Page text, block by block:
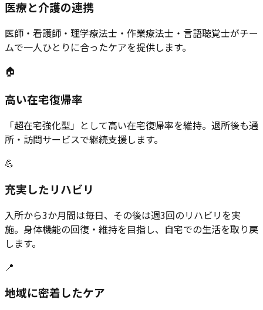
医療と介護の連携
医師・看護師・理学療法士・作業療法士・言語聴覚士がチー
ムで一人ひとりに合ったケアを提供します。
🏠
高い在宅復帰率
「超在宅強化型」として高い在宅復帰率を維持。退所後も通
所・訪問サービスで継続支援します。
💪
充実したリハビリ
入所から3か月間は毎日、その後は週3回のリハビリを実
施。身体機能の回復・維持を目指し、自宅での生活を取り戻
します。
📍
地域に密着したケア